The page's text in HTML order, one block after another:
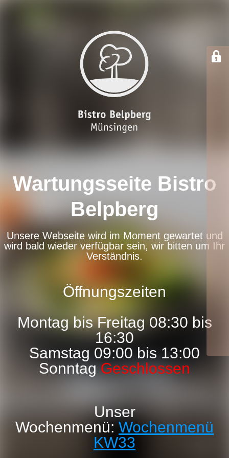
Wartungsseite Bistro
Belpberg
Unsere Webseite wird im Moment gewartet und
wird bald wieder verfügbar sein, wir bitten um Ihr
Verständnis.
Öffnungszeiten
Montag bis Freitag 08:30 bis
16:30
Samstag 09:00 bis 13:00
SonntagGeschlossen
Unser
Wochenmenü: Wochenmenü
KW33